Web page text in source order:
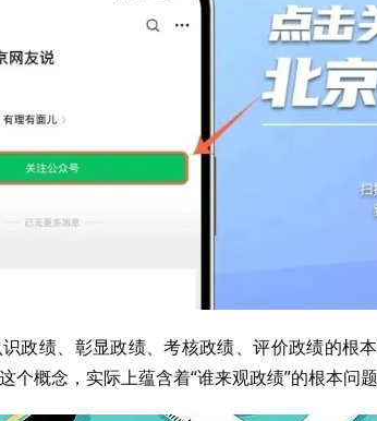
政绩、彰显政绩、考核政绩、评价政绩的根
概念，实际上蕴含着“谁来观政绩”的根本问题